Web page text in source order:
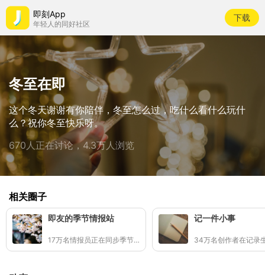
即刻App
年轻人的同好社区
下载
冬至在即
这个冬天谢谢有你陪伴，冬至怎么过，吃什么看什么玩什
么？祝你冬至快乐呀。
670人正在讨论，4.3万人浏览
相关圈子
即友的季节情报站
17万名情报员正在同步季节的讯号
记一件小事
34万名创作者在记录